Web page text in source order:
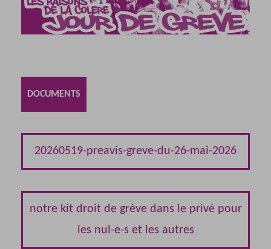
DOCUMENTS
20260519-preavis-greve-du-26-mai-2026
notre kit droit de grève dans le privé pour
les nul-e-s et les autres